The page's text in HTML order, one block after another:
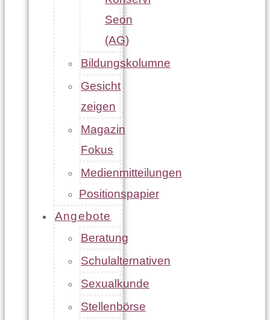
Seon
(AG)
Bildungskolumne
Gesicht
zeigen
Magazin
Fokus
Medienmitteilungen
Positionspapier
Angebote
Beratung
Schulalternativen
Sexualkunde
Stellenbörse